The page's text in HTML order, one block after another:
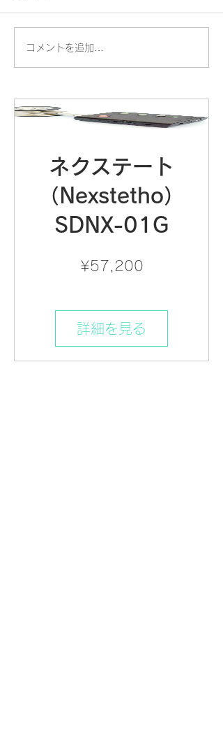
ベル面のダイヤフラムを
する
コメントを追加…
ネクステート
（Nexstetho）
SDNX-01G
¥57,200価
詳細を見る